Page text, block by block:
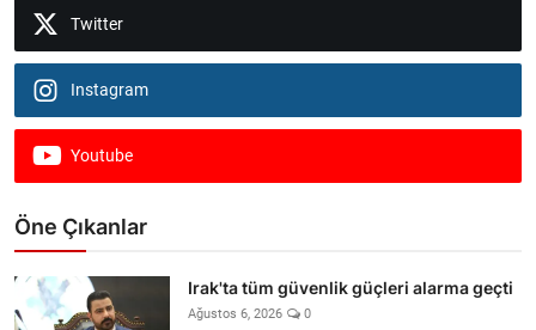
Twitter
Instagram
Youtube
Öne Çıkanlar
Irak'ta tüm güvenlik güçleri alarma geçti
Ağustos 6, 2026 0